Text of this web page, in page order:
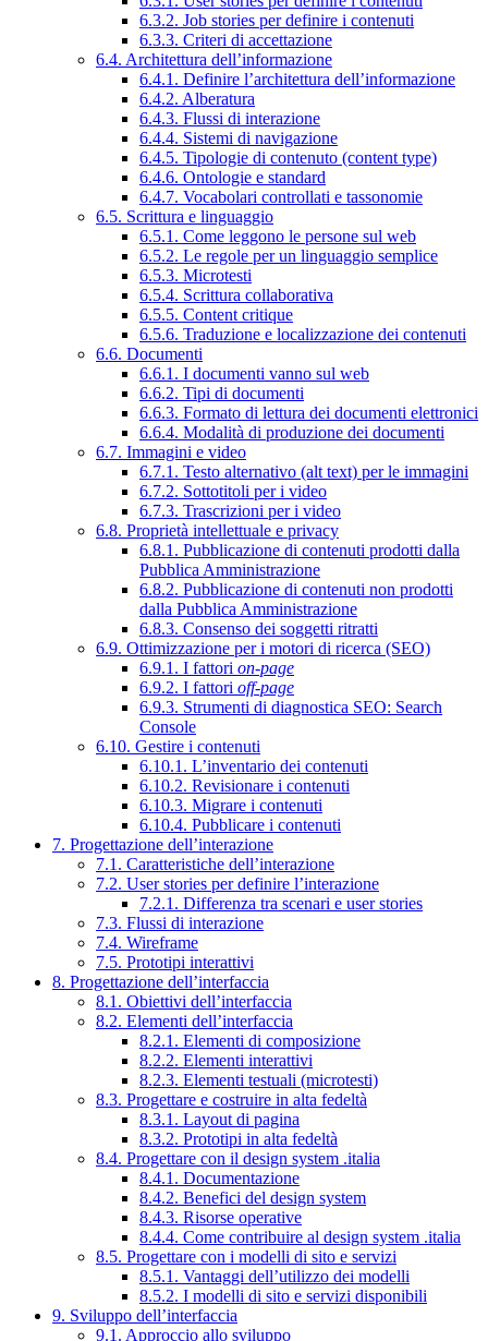
6.3.2. Job stories per definire i contenuti
6.3.3. Criteri di accettazione
6.4. Architettura dell’informazione
6.4.1. Definire l’architettura dell’informazione
6.4.2. Alberatura
6.4.3. Flussi di interazione
6.4.4. Sistemi di navigazione
6.4.5. Tipologie di contenuto (content type)
6.4.6. Ontologie e standard
6.4.7. Vocabolari controllati e tassonomie
6.5. Scrittura e linguaggio
6.5.1. Come leggono le persone sul web
6.5.2. Le regole per un linguaggio semplice
6.5.3. Microtesti
6.5.4. Scrittura collaborativa
6.5.5. Content critique
6.5.6. Traduzione e localizzazione dei contenuti
6.6. Documenti
6.6.1. I documenti vanno sul web
6.6.2. Tipi di documenti
6.6.3. Formato di lettura dei documenti elettronici
6.6.4. Modalità di produzione dei documenti
6.7. Immagini e video
6.7.1. Testo alternativo (alt text) per le immagini
6.7.2. Sottotitoli per i video
6.7.3. Trascrizioni per i video
6.8. Proprietà intellettuale e privacy
6.8.1. Pubblicazione di contenuti prodotti dalla
Pubblica Amministrazione
6.8.2. Pubblicazione di contenuti non prodotti
dalla Pubblica Amministrazione
6.8.3. Consenso dei soggetti ritratti
6.9. Ottimizzazione per i motori di ricerca (SEO)
6.9.1. I fattori on-page
6.9.2. I fattori off-page
6.9.3. Strumenti di diagnostica SEO: Search
Console
6.10. Gestire i contenuti
6.10.1. L’inventario dei contenuti
6.10.2. Revisionare i contenuti
6.10.3. Migrare i contenuti
6.10.4. Pubblicare i contenuti
7. Progettazione dell’interazione
7.1. Caratteristiche dell’interazione
7.2. User stories per definire l’interazione
7.2.1. Differenza tra scenari e user stories
7.3. Flussi di interazione
7.4. Wireframe
7.5. Prototipi interattivi
8. Progettazione dell’interfaccia
8.1. Obiettivi dell’interfaccia
8.2. Elementi dell’interfaccia
8.2.1. Elementi di composizione
8.2.2. Elementi interattivi
8.2.3. Elementi testuali (microtesti)
8.3. Progettare e costruire in alta fedeltà
8.3.1. Layout di pagina
8.3.2. Prototipi in alta fedeltà
8.4. Progettare con il design system .italia
8.4.1. Documentazione
8.4.2. Benefici del design system
8.4.3. Risorse operative
8.4.4. Come contribuire al design system .italia
8.5. Progettare con i modelli di sito e servizi
8.5.1. Vantaggi dell’utilizzo dei modelli
8.5.2. I modelli di sito e servizi disponibili
9. Sviluppo dell’interfaccia
9.1. Approccio allo sviluppo